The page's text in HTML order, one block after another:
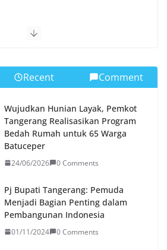
Recent Comment
Wujudkan Hunian Layak, Pemkot
Tangerang Realisasikan Program
Bedah Rumah untuk 65 Warga
Batuceper
24/06/2026 0 Comments
Pj Bupati Tangerang: Pemuda
Menjadi Bagian Penting dalam
Pembangunan Indonesia
01/11/2024 0 Comments